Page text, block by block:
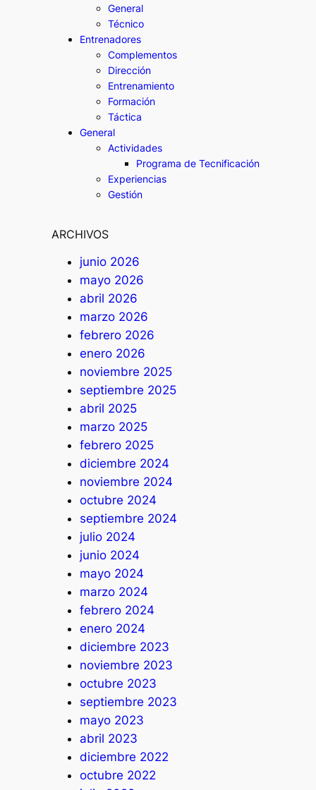
General
Técnico
Entrenadores
Complementos
Dirección
Entrenamiento
Formación
Táctica
General
Actividades
Programa de Tecnificación
Experiencias
Gestión
ARCHIVOS
junio 2026
mayo 2026
abril 2026
marzo 2026
febrero 2026
enero 2026
noviembre 2025
septiembre 2025
abril 2025
marzo 2025
febrero 2025
diciembre 2024
noviembre 2024
octubre 2024
septiembre 2024
julio 2024
junio 2024
mayo 2024
marzo 2024
febrero 2024
enero 2024
diciembre 2023
noviembre 2023
octubre 2023
septiembre 2023
mayo 2023
abril 2023
diciembre 2022
octubre 2022